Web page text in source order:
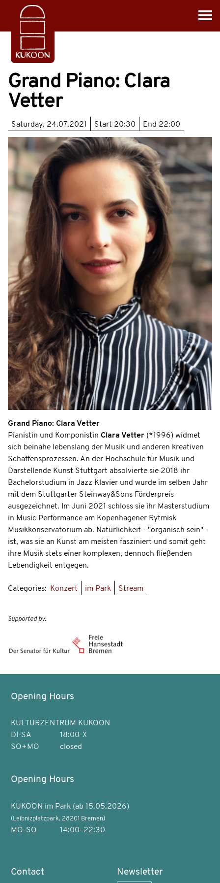
Grand Piano: Clara
Vetter
Saturday, 24.07.2021 Start 20:30 End 22:00
Grand Piano: Clara Vetter
Pianistin und Komponistin Clara Vetter (*1996) widmet
sich beinahe lebenslang der Musik und anderen kreativen
Schaffensprozessen. An der Hochschule für Musik und
Darstellende Kunst Stuttgart absolvierte sie 2018 ihr
Bachelorstudium in Jazz Klavier und wurde im selben Jahr
mit dem Stuttgarter Steinway&Sons Förderpreis
ausgezeichnet. Im Juni 2021 schloss sie ihr Masterstudium
in Music Performance am Kopenhagener Rytmisk
Musikkonservatorium ab. Natürlichkeit - "organisch sein" -
ist, was sie an Kunst am meisten fasziniert und somit geht
ihre Musik stets einer komplexen, dennoch fließenden
Lebendigkeit entgegen.
Categories: Konzert im Park Stream
Supported by:
Opening Hours
KULTURZENTRUM KUKOON
DI-SA
18:00-X
SO+MO
closed
Opening Hours
KUKOON im Park (ab 15.05.2026)
(Leibnizplatzpark, 28201 Bremen)
MO-SO 14:00–22:30
Contact Newsletter